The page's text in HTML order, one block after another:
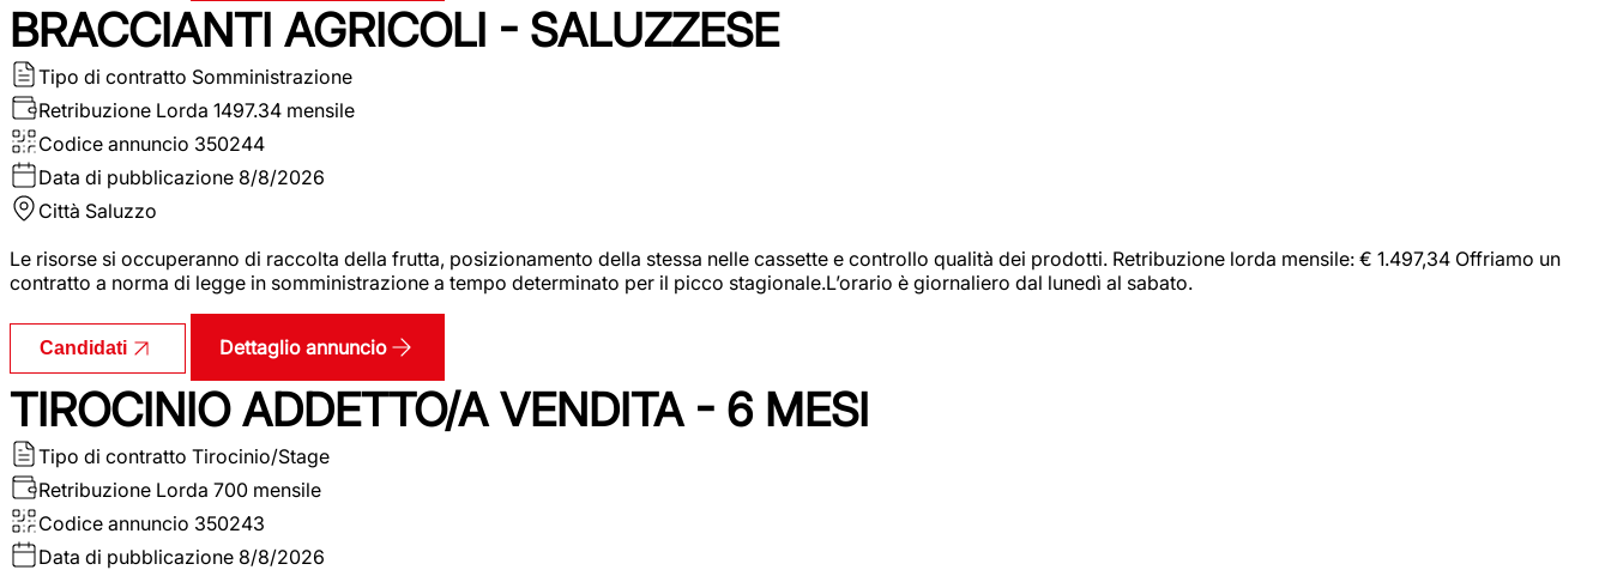
BRACCIANTI AGRICOLI - SALUZZESE
Tipo di contratto Somministrazione
Retribuzione Lorda 1497.34 mensile
Codice annuncio 350244
Data di pubblicazione 8/8/2026
Città Saluzzo
Le risorse si occuperanno di raccolta della frutta, posizionamento della stessa nelle cassette e controllo qualità dei prodotti. Retribuzione lorda mensile: € 1.497,34 Offriamo un
contratto a norma di legge in somministrazione a tempo determinato per il picco stagionale.L’orario è giornaliero dal lunedì al sabato.
Candidati Dettaglio annuncio
TIROCINIO ADDETTO/A VENDITA - 6 MESI
Tipo di contratto Tirocinio/Stage
Retribuzione Lorda 700 mensile
Codice annuncio 350243
Data di pubblicazione 8/8/2026